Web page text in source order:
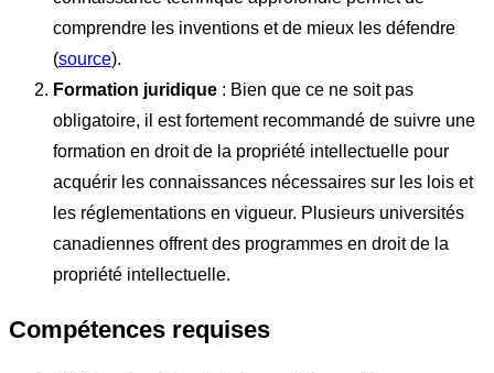
comprendre les inventions et de mieux les défendre
(source).
Formation juridique : Bien que ce ne soit pas
obligatoire, il est fortement recommandé de suivre une
formation en droit de la propriété intellectuelle pour
acquérir les connaissances nécessaires sur les lois et
les réglementations en vigueur. Plusieurs universités
canadiennes offrent des programmes en droit de la
propriété intellectuelle.
Compétences requises